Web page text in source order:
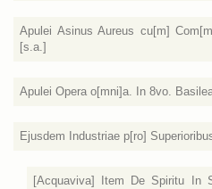
Apulei Asinus Aureus cu[m]
[s.a.]
Apulei Opera o[mni]a. In 8vo.
Ejusdem Industriae p[ro]
[Acquaviva] Item De Spiritu In